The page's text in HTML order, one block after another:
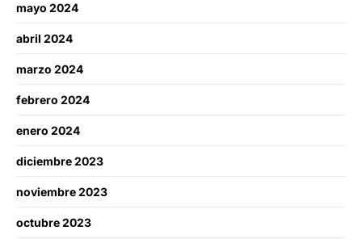
mayo 2024
abril 2024
marzo 2024
febrero 2024
enero 2024
diciembre 2023
noviembre 2023
octubre 2023